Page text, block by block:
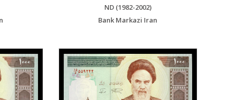
ND (1982-2002)
Bank Markazi Iran